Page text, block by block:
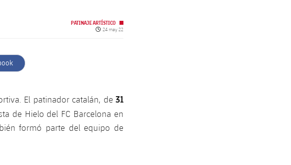
PATINAJE ARTÍSTICO
Fecha de publicación
24 may 22
El patinador catalán, de 31
de Hielo del FC Barcelona en
formó parte del equipo de